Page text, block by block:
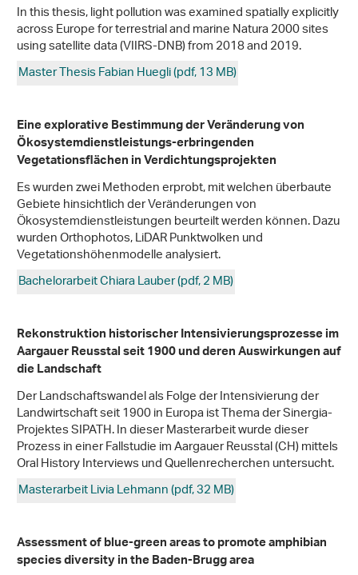
In this thesis, light pollution was examined spatially explicitly
across Europe for terrestrial and marine Natura 2000 sites
using satellite data (VIIRS-DNB) from 2018 and 2019.
Master Thesis Fabian Huegli (pdf, 13 MB)
Eine explorative Bestimmung der Veränderung von
Ökosystemdienstleistungs-erbringenden
Vegetationsflächen in Verdichtungsprojekten
Es wurden zwei Methoden erprobt, mit welchen überbaute
Gebiete hinsichtlich der Veränderungen von
Ökosystemdienstleistungen beurteilt werden können. Dazu
wurden Orthophotos, LiDAR Punktwolken und
Vegetationshöhenmodelle analysiert.
Bachelorarbeit Chiara Lauber (pdf, 2 MB)
Rekonstruktion historischer Intensivierungsprozesse im
Aargauer Reusstal seit 1900 und deren Auswirkungen auf
die Landschaft
Der Landschaftswandel als Folge der Intensivierung der
Landwirtschaft seit 1900 in Europa ist Thema der Sinergia-
Projektes SIPATH. In dieser Masterarbeit wurde dieser
Prozess in einer Fallstudie im Aargauer Reusstal (CH) mittels
Oral History Interviews und Quellenrecherchen untersucht.
Masterarbeit Livia Lehmann (pdf, 32 MB)
Assessment of blue-green areas to promote amphibian
species diversity in the Baden-Brugg area